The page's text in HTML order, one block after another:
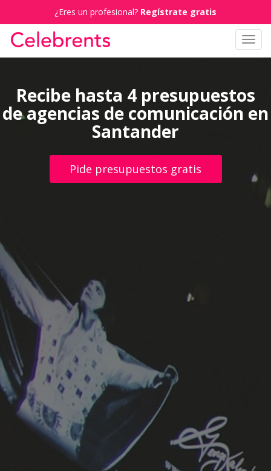
¿Eres un profesional? Regístrate gratis
Recibe hasta 4 presupuestos
de agencias de comunicación en
Santander
Pide presupuestos gratis